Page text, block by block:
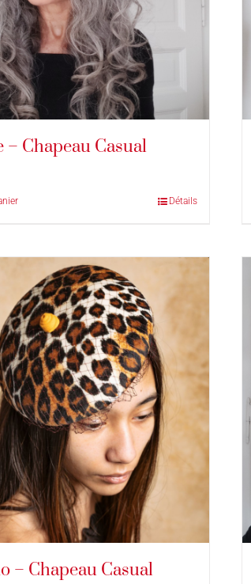
– Chapeau Casual
Détails
– Chapeau Casual